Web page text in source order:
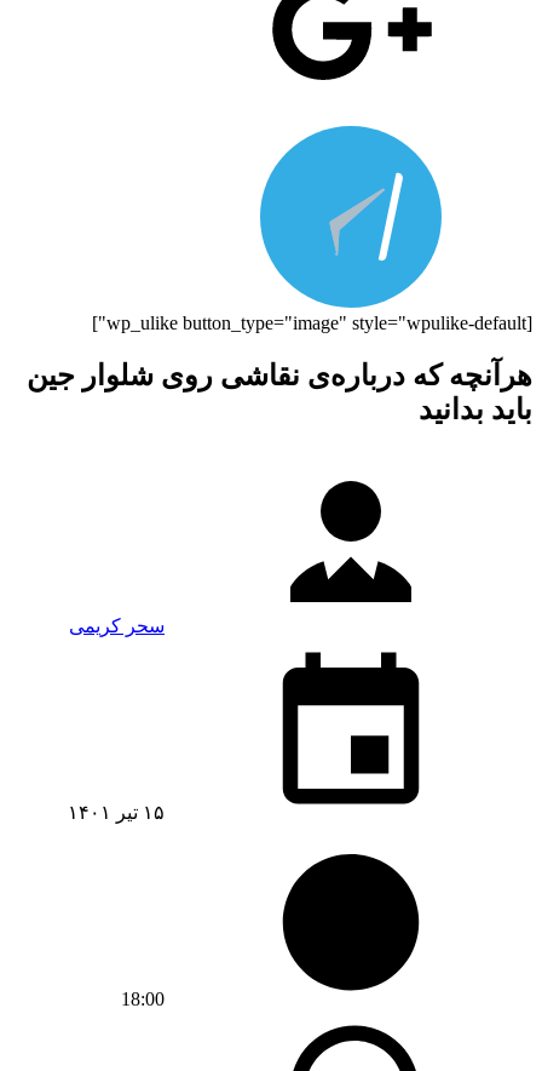
[wp_ulike button_type="image" style="wpulike-default"]
هرآنچه که درباره‌ی نقاشی روی شلوار جین
باید بدانید
سحر کریمی
۱۵ تیر ۱۴۰۱
18:00